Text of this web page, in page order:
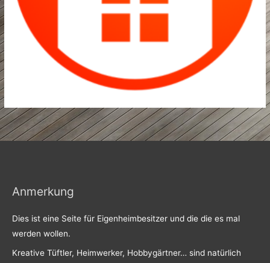
Anmerkung
Dies ist eine Seite für Eigenheimbesitzer und die die es mal
werden wollen.
Kreative Tüftler, Heimwerker, Hobbygärtner… sind natürlich